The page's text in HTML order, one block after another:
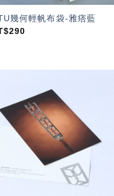
幾何輕帆布袋-雅痞藍
290